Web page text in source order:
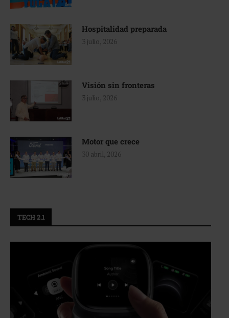
Hospitalidad preparada
3 julio, 2026
Visión sin fronteras
3 julio, 2026
Motor que crece
30 abril, 2026
TECH 2.1